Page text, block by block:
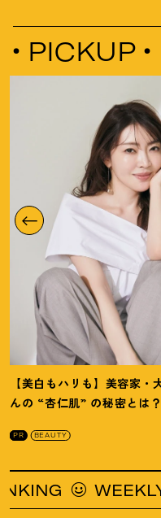
【美白もハリも】美容家・
んの “杏仁肌” の秘密とは ？
PR BEAUTY
WEEKLY RANKING